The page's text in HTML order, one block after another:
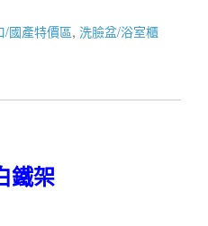
/國產特價區, 洗臉盆/浴室櫃
鐵架